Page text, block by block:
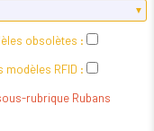
obsolètes :
modèles RFID :
rubrique Rubans